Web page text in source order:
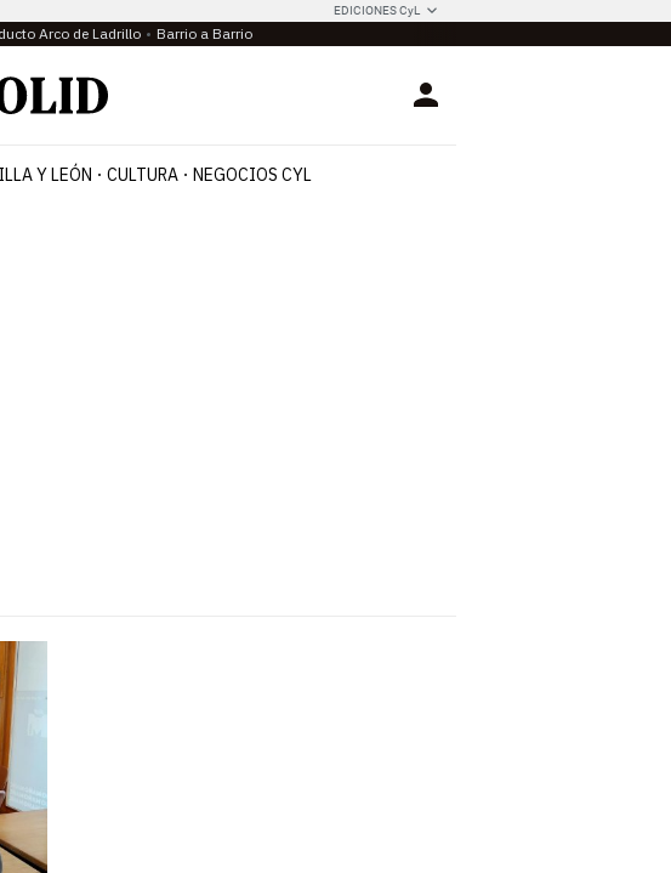
EDICIONES CyL
Arco de Ladrillo Barrio a Barrio
Login
Y LEÓN CULTURA NEGOCIOS CYL